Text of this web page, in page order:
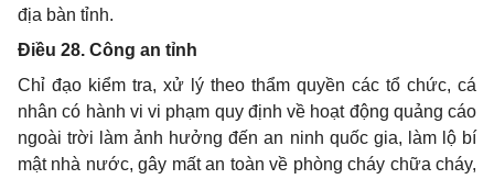
địa bàn tỉnh.
Điều 28. Công an tỉnh
Chỉ đạo kiểm tra, xử lý theo thẩm quyền các tổ chức, cá
nhân có hành vi vi phạm quy định về hoạt động quảng cáo
ngoài trời làm ảnh hưởng đến an ninh quốc gia, làm lộ bí
mật nhà nước, gây mất an toàn về phòng cháy chữa cháy,